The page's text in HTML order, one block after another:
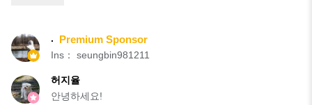
. Premium Sponsor
Ins： seungbin981211
허지율
안녕하세요!